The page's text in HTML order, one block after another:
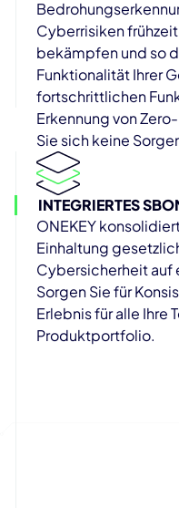
Cyberrisiken
bekämpfen und so
Funktionalität Ihrer
fortschrittlichen
Erkennung von
Sie sich keine
INTEGRIERTES
ONEKEY
Einhaltung
Cybersicherheit auf
Sorgen Sie für
Erlebnis für alle Ihre
Produktportfolio.